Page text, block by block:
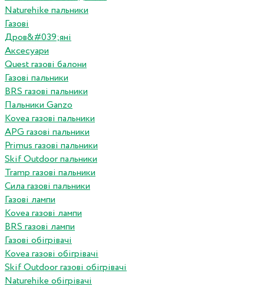
Naturehike пальники
Газові
Дров&#039;яні
Аксесуари
Quest газові балони
Газові пальники
BRS газові пальники
Пальники Ganzo
Kovea газові пальники
APG газові пальники
Primus газові пальники
Skif Outdoor пальники
Tramp газові пальники
Сила газові пальники
Газові лампи
Kovea газові лампи
BRS газові лампи
Газові обігрівачі
Kovea газові обігрівачі
Skif Outdoor газові обігрівачі
Naturehike обігрівачі